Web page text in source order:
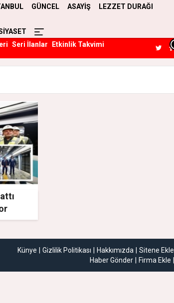
GÜNCEL ASAYİŞ LEZZET DURAĞI
Seri İlanlar
Etkinlik Takvimi
Künye Gizlilik Politikası Hakkımızda Sitene Ekle
Haber Gönder
Firma Ekle